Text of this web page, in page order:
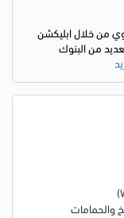
من خلال ابليكشن
من البنوك
والحمامات